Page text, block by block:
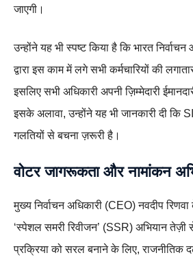
जाएगी।
उन्होंने यह भी स्पष्ट किया है कि भारत
द्वारा इस काम में लगे सभी कर्मचारियों की
इसलिए सभी अधिकारी अपनी ज़िम्मेदारी
इसके अलावा, उन्होंने यह भी जानकारी दी कि
गलतियों से बचना ज़रूरी है।
वोटर जागरूकता और नामांकन
मुख्य निर्वाचन अधिकारी (CEO) नवदीप
‘स्पेशल समरी रिवीजन’ (SSR) अभियान
प्रक्रिया को सरल बनाने के लिए, राजनीतिक